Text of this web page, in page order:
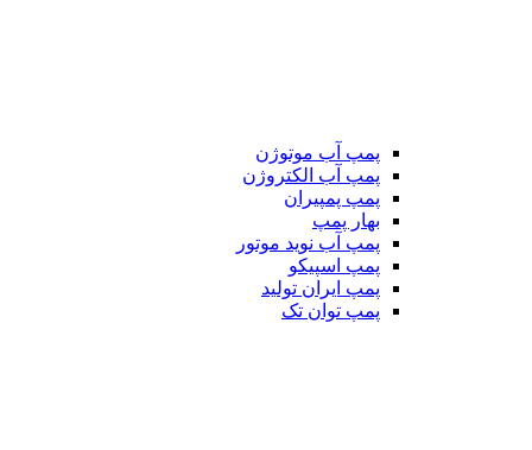
پمپ آب موتوژن
پمپ آب الکتروژن
پمپ پمپیران
بهار پمپ
پمپ آب نوید موتور
پمپ اسپیکو
پمپ ایران تولید
پمپ توان تک